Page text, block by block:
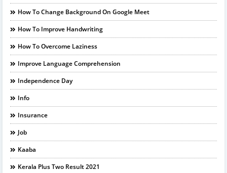
How To Change Background On Google Meet
How To Improve Handwriting
How To Overcome Laziness
Improve Language Comprehension
Independence Day
Info
Insurance
Job
Kaaba
Kerala Plus Two Result 2021